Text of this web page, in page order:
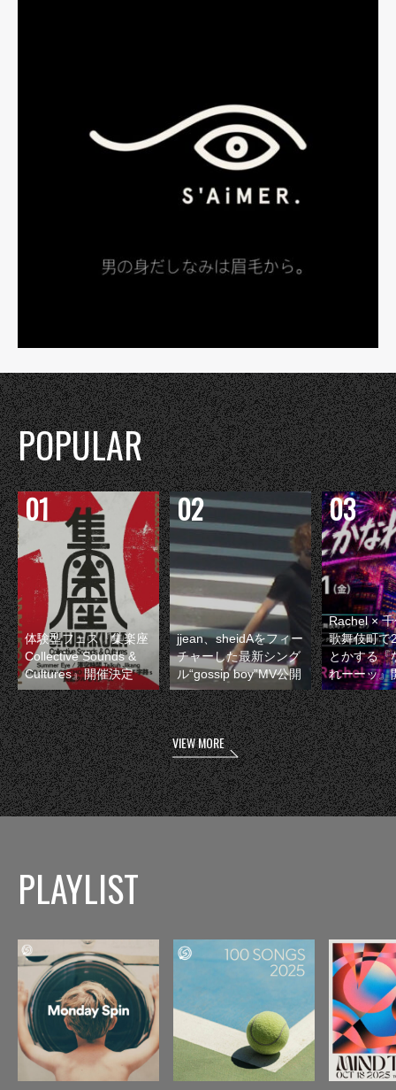
POPULAR
体験型フェス『集楽座
Collective Sounds &
Cultures』開催決定
jjean、sheidAをフィー
チャーした最新シング
ル“gossip boy”MV公開
Rachel ×
歌舞伎町で
とかする『
れーーッ』
VIEW MORE
PLAYLIST